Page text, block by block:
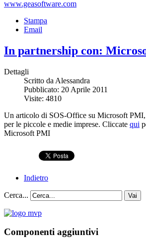
www.geasoftware.com
Stampa
Email
In partnership con:
Dettagli
Scritto da Alessandra
Pubblicato: 20 Aprile 2011
Visite: 4810
Un articolo di SOS-Office su Microsoft
per le piccole e medie imprese. Cliccate qui
Microsoft PMI
Indietro
Cerca... Vai
Componenti aggiuntivi